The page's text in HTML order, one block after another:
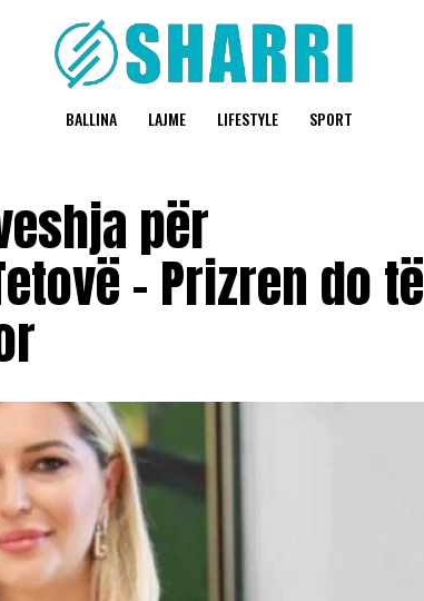
BALLINA LAJME LIFESTYLE SPORT
për
– Prizren do të